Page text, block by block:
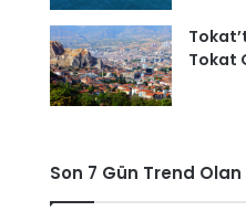
Tokat
Son 7 Gün Trend Olan